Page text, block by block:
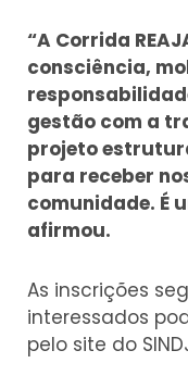
“A Corrida
consciência,
gestão com a
projeto
para receber
comunidade. É
afirmou.
As inscrições
interessados
pelo site do